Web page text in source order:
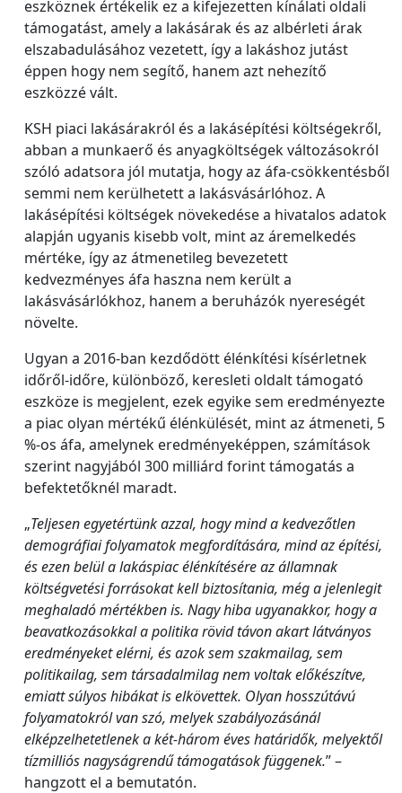
eszköznek értékelik ez a kifejezetten kínálati oldali
támogatást, amely a lakásárak és az albérleti árak
elszabadulásához vezetett, így a lakáshoz jutást
éppen hogy nem segítő, hanem azt nehezítő
eszközzé vált.
KSH piaci lakásárakról és a lakásépítési költségekről,
abban a munkaerő és anyagköltségek változásokról
szóló adatsora jól mutatja, hogy az áfa-csökkentésből
semmi nem kerülhetett a lakásvásárlóhoz. A
lakásépítési költségek növekedése a hivatalos adatok
alapján ugyanis kisebb volt, mint az áremelkedés
mértéke, így az átmenetileg bevezetett
kedvezményes áfa haszna nem került a
lakásvásárlókhoz, hanem a beruházók nyereségét
növelte.
Ugyan a 2016-ban kezdődött élénkítési kísérletnek
időről-időre, különböző, keresleti oldalt támogató
eszköze is megjelent, ezek egyike sem eredményezte
a piac olyan mértékű élénkülését, mint az átmeneti, 5
%-os áfa, amelynek eredményeképpen, számítások
szerint nagyjából 300 milliárd forint támogatás a
befektetőknél maradt.
„Teljesen egyetértünk azzal, hogy mind a kedvezőtlen
demográfiai folyamatok megfordítására, mind az építési,
és ezen belül a lakáspiac élénkítésére az államnak
költségvetési forrásokat kell biztosítania, még a jelenlegit
meghaladó mértékben is. Nagy hiba ugyanakkor, hogy a
beavatkozásokkal a politika rövid távon akart látványos
eredményeket elérni, és azok sem szakmailag, sem
politikailag, sem társadalmilag nem voltak előkészítve,
emiatt súlyos hibákat is elkövettek. Olyan hosszútávú
folyamatokról van szó, melyek szabályozásánál
elképzelhetetlenek a két-három éves határidők, melyektől
tízmilliós nagyságrendű támogatások függenek.” –
hangzott el a bemutatón.